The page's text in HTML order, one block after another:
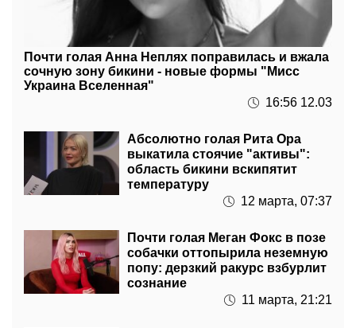
Почти голая Анна Неплях поправилась и вжала
сочную зону бикини - новые формы "Мисс
Украина Вселенная"
16:56 12.03
Абсолютно голая Рита Ора
выкатила стоячие "активы":
область бикини вскипятит
температуру
12 марта, 07:37
Почти голая Меган Фокс в позе
собачки оттопырила неземную
попу: дерзкий ракурс взбурлит
сознание
11 марта, 21:21